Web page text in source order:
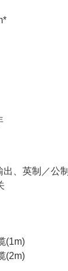
、英制／公制
(1m)
(2m)